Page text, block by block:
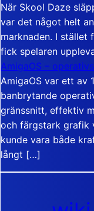
När Skool Daze
var det något helt
marknaden. I stället
fick spelaren
AmigaOS –
AmigaOS var ett av
banbrytande
gränssnitt, effektiv
och färgstark grafik
kunde vara både
långt […]